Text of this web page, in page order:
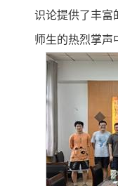
识论提供了丰富
师生的热烈掌声